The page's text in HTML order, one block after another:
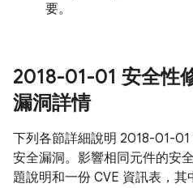
要。
2018-01-01 安全性
漏洞詳情
下列各節詳細說明 2018-01-
安全漏洞。影響相同元件的安
題說明和一份 CVE 資訊表，其